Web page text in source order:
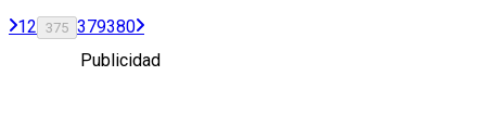
12 375 379380
Publicidad